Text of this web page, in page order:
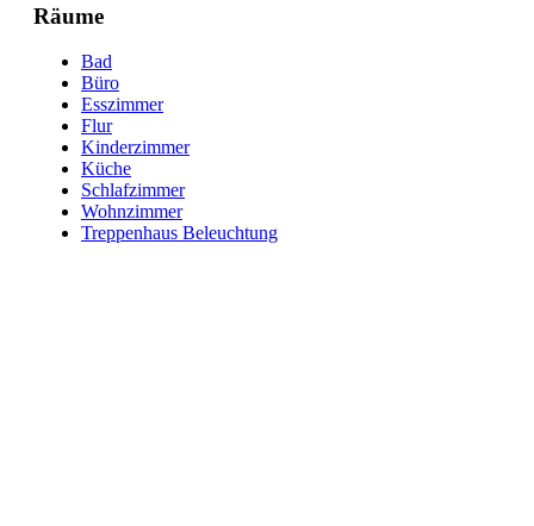
Räume
Bad
Büro
Esszimmer
Flur
Kinderzimmer
Küche
Schlafzimmer
Wohnzimmer
Treppenhaus Beleuchtung